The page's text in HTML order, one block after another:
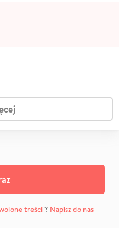
treści? Napisz do nas